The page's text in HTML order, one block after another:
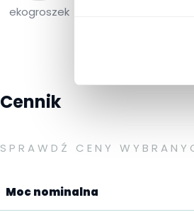
ekogroszek
Cennik
SPRAWDŹ CENY
Moc nominalna